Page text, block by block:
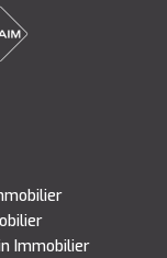
Immobilier